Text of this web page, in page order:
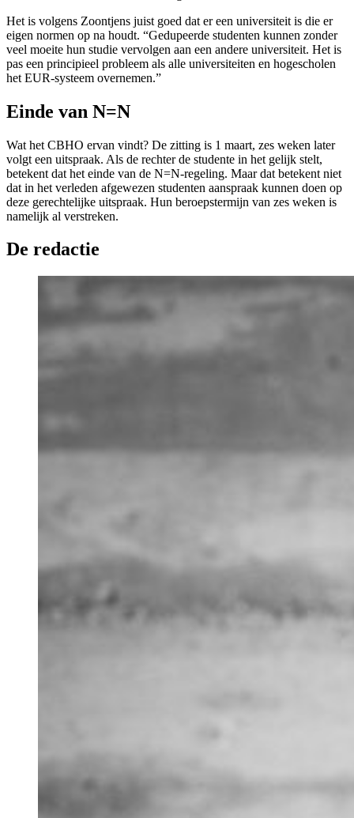
Het is volgens Zoontjens juist goed dat er een universiteit is die er
eigen normen op na houdt. “Gedupeerde studenten kunnen zonder
veel moeite hun studie vervolgen aan een andere universiteit. Het is
pas een principieel probleem als alle universiteiten en hogescholen
het EUR-systeem overnemen.”
Einde van N=N
Wat het CBHO ervan vindt? De zitting is 1 maart, zes weken later
volgt een uitspraak. Als de rechter de studente in het gelijk stelt,
betekent dat het einde van de N=N-regeling. Maar dat betekent niet
dat in het verleden afgewezen studenten aanspraak kunnen doen op
deze gerechtelijke uitspraak. Hun beroepstermijn van zes weken is
namelijk al verstreken.
De redactie